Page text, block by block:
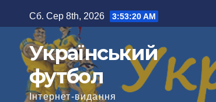
до
вмісту
Сб. Сер 8th, 2026 3:53:21 AM
Український
футбол
Інтернет-видання